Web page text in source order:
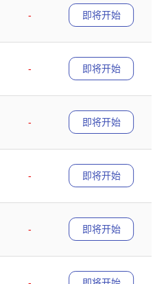
-
即将开始
-
即将开始
-
即将开始
-
即将开始
-
即将开始